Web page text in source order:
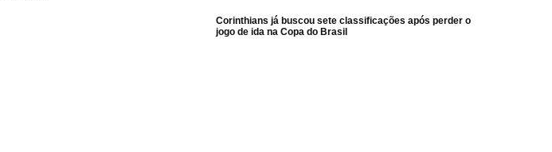
Corinthians já buscou sete classificações após perder o
jogo de ida na Copa do Brasil